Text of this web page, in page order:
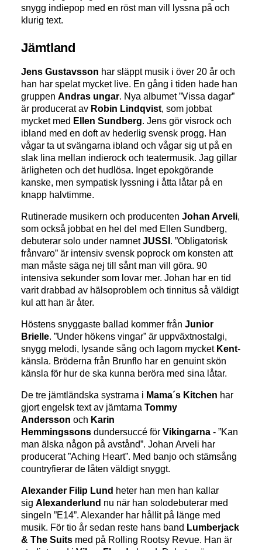
snygg indiepop med en röst man vill lyssna på och
klurig text.
Jämtland
Jens Gustavsson har släppt musik i över 20 år och
han har spelat mycket live. En gång i tiden hade han
gruppenAndras ungar. Nya albumet ”Vissa dagar”
är producerat av Robin Lindqvist, som jobbat
mycket med Ellen Sundberg. Jens gör visrock och
ibland med en doft av hederlig svensk progg. Han
vågar ta ut svängarna ibland och vågar sig ut på en
slak lina mellan indierock och teatermusik. Jag gillar
ärligheten och det hudlösa. Inget epokgörande
kanske, men sympatisk lyssning i åtta låtar på en
knapp halvtimme.
Rutinerade musikern och producentenJohan Arveli,
som också jobbat en hel del med Ellen Sundberg,
debuterar solo under namnetJUSSI . ”Obligatorisk
frånvaro” är intensiv svensk poprock om konsten att
man måste säga nej till sånt man vill göra. 90
intensiva sekunder som lovar mer. Johan har en tid
varit drabbad av hälsoproblem och tinnitus så väldigt
kul att han är åter.
Höstens snyggaste ballad kommer frånJunior
Brielle. ”Under hökens vingar” är uppväxtnostalgi,
snygg melodi, lysande sång och lagom mycket Kent-
känsla. Bröderna från Brunflo har en genuint skön
känsla för hur de ska kunna beröra med sina låtar.
De tre jämtländska systrarna i Mama´s Kitchen har
gjort engelsk text av jämtarnaTommy
Andersson och Karin
Hemmingssonsdundersuccé förVikingarna- ”Kan
man älska någon på avstånd”. Johan Arveli har
producerat ”Aching Heart”. Med banjo och stämsång
countryfierar de låten väldigt snyggt.
Alexander Filip Lund heter han men han kallar
sigAlexanderlund nu när han solodebuterar med
singeln ”E14”. Alexander har hållit på länge med
musik. För tio år sedan reste hans band Lumberjack
& The Suits med på Rolling Rootsy Revue. Han är